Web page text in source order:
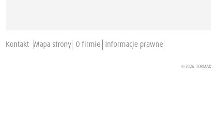
Kontakt Mapa strony O firmie Informacje prawne
© 2026 TORMAX